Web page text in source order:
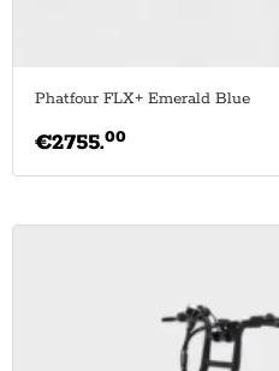
Phatfour FLX+ Emerald Blue
€2755.00